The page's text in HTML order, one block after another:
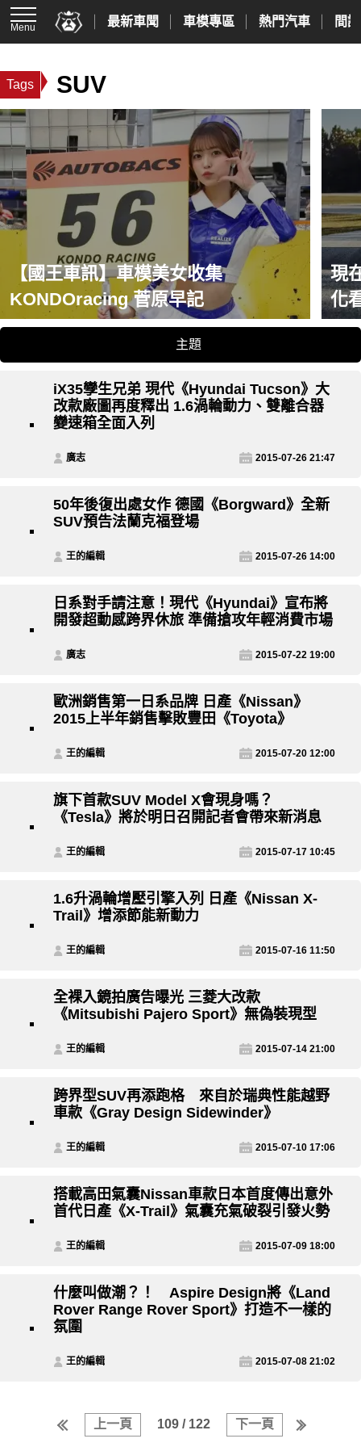
Menu 最新車聞 車模專區 熱門汽車 間
Tags SUV
【國王車訊】車模美女收集
KONDOracing 菅原早記
現
化
主題
iX35孿生兄弟 現代《Hyundai Tucson》大
改款廠圖再度釋出 1.6渦輪動力、雙離合器
變速箱全面入列
廣志 2015-07-26 21:47
50年後復出處女作 德國《Borgward》全新
SUV預告法蘭克福登場
王的編輯 2015-07-26 14:00
日系對手請注意！現代《Hyundai》宣布將
開發超動感跨界休旅 準備搶攻年輕消費市場
廣志 2015-07-22 19:00
歐洲銷售第一日系品牌 日產《Nissan》
2015上半年銷售擊敗豐田《Toyota》
王的編輯 2015-07-20 12:00
旗下首款SUV Model X會現身嗎？
《Tesla》將於明日召開記者會帶來新消息
王的編輯 2015-07-17 10:45
1.6升渦輪增壓引擎入列 日產《Nissan X-
Trail》增添節能新動力
王的編輯 2015-07-16 11:50
全裸入鏡拍廣告曝光 三菱大改款
《Mitsubishi Pajero Sport》無偽裝現型
王的編輯 2015-07-14 21:00
跨界型SUV再添跑格 來自於瑞典性能越野
車款《Gray Design Sidewinder》
王的編輯 2015-07-10 17:06
搭載高田氣囊Nissan車款日本首度傳出意外
首代日產《X-Trail》氣囊充氣破裂引發火勢
王的編輯 2015-07-09 18:00
什麼叫做潮？！ Aspire Design將《Land
Rover Range Rover Sport》打造不一樣的
氛圍
王的編輯 2015-07-08 21:02
上一頁 109 / 122 下一頁